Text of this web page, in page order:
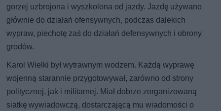
gorzej uzbrojona i wyszkolona od jazdy. Jazdę używano
głównie do działań ofensywnych, podczas dalekich
wypraw, piechotę zaś do działań defensywnych i obrony
grodów.
Karol Wielki był wytrawnym wodzem. Każdą wyprawę
wojenną starannie przygotowywał, zarówno od strony
politycznej, jak i militarnej. Miał dobrze zorganizowaną
siatkę wywiadowczą, dostarczającą mu wiadomości o